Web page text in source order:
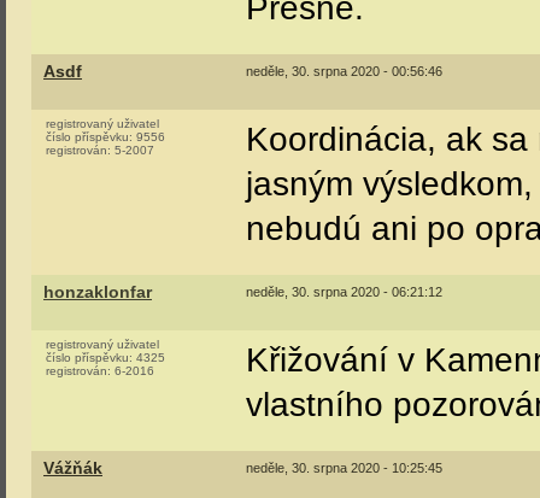
Přesně.
Asdf neděle, 30. srpna 2020 - 00:56:46
registrovaný uživatel
číslo příspěvku: 9556
registrován: 5-2007
Koordinácia, ak
jasným
nebudú ani po
honzaklonfar neděle, 30. srpna 2020 - 06:21:12
registrovaný uživatel
číslo příspěvku: 4325
registrován: 6-2016
Křižování v
vlastního
Vážňák neděle, 30. srpna 2020 - 10:25:45